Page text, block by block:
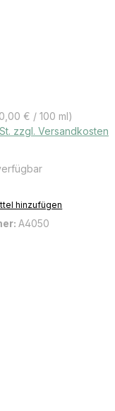
€ / 100 ml)
zzgl. Versandkosten
hinzufügen
A4050